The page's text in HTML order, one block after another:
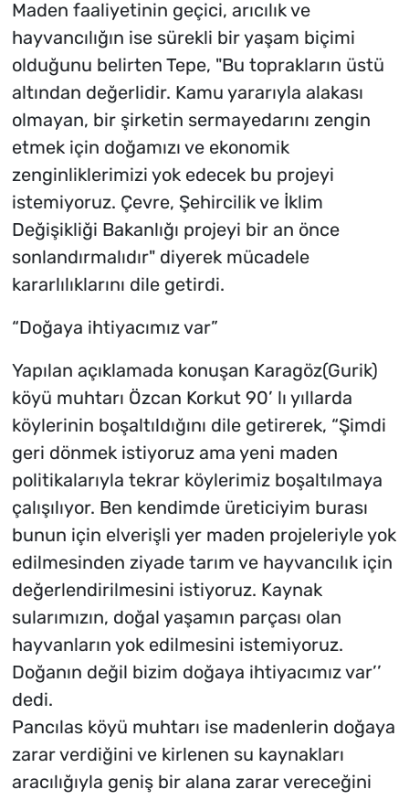
Maden faaliyetinin geçici, arıcılık ve
hayvancılığın ise sürekli bir yaşam biçimi
olduğunu belirten Tepe, "Bu toprakların üstü
altından değerlidir. Kamu yararıyla alakası
olmayan, bir şirketin sermayedarını zengin
etmek için doğamızı ve ekonomik
zenginliklerimizi yok edecek bu projeyi
istemiyoruz. Çevre, Şehircilik ve İklim
Değişikliği Bakanlığı projeyi bir an önce
sonlandırmalıdır" diyerek mücadele
kararlılıklarını dile getirdi.
“Doğaya ihtiyacımız var”
Yapılan açıklamada konuşan Karagöz(Gurik)
köyü muhtarı Özcan Korkut 90’ lı yıllarda
köylerinin boşaltıldığını dile getirerek, “Şimdi
geri dönmek istiyoruz ama yeni maden
politikalarıyla tekrar köylerimiz boşaltılmaya
çalışılıyor. Ben kendimde üreticiyim burası
bunun için elverişli yer maden projeleriyle yok
edilmesinden ziyade tarım ve hayvancılık için
değerlendirilmesini istiyoruz. Kaynak
sularımızın, doğal yaşamın parçası olan
hayvanların yok edilmesini istemiyoruz.
Doğanın değil bizim doğaya ihtiyacımız var’’
dedi.
Pancılas köyü muhtarı ise madenlerin doğaya
zarar verdiğini ve kirlenen su kaynakları
aracılığıyla geniş bir alana zarar vereceğini